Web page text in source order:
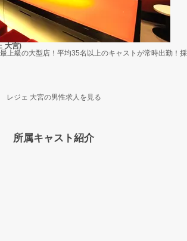
大宮)
上級の大型店！平均35名以上のキャストが常時出勤！採
レジェ 大宮の男性求人を見る
所属キャスト紹介